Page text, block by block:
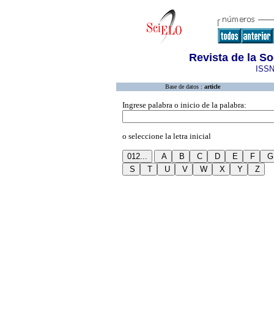
Revista de la
Base de datos : article
Ingrese palabra o inicio de la palabra:
o seleccione la letra inicial